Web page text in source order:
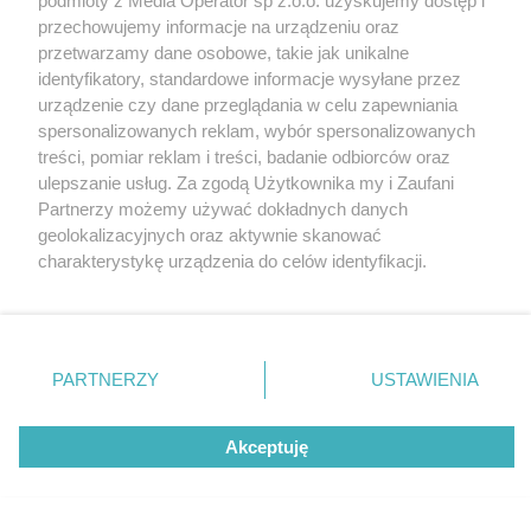
Może Cię zainteresować:
Znowu niż genueński. Opady deszczu
przechowujemy informacje na urządzeniu oraz
przetwarzamy dane osobowe, takie jak unikalne
identyfikatory, standardowe informacje wysyłane przez
urządzenie czy dane przeglądania w celu zapewniania
spersonalizowanych reklam, wybór spersonalizowanych
treści, pomiar reklam i treści, badanie odbiorców oraz
ulepszanie usług. Za zgodą Użytkownika my i Zaufani
Partnerzy możemy używać dokładnych danych
geolokalizacyjnych oraz aktywnie skanować
charakterystykę urządzenia do celów identyfikacji.
zmienić/wycofać klikając przycisk ustawień prywatności
znajdujący się w lewym dolnym rogu strony
rodzaje przetwarzania danych nie wymagają zgody
użytkownika, ale masz prawo sprzeciwić się takiemu
przetwarzaniu. Preferencje będą miały zastosowania tylko
PARTNERZY USTAWIENIA
Akceptuję